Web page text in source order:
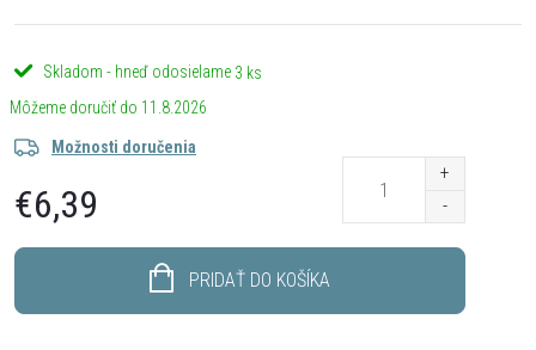
Skladom - hneď odosielame 3 ks
11.8.2026
Možnosti doručenia
€6,39
PRIDAŤ DO KOŠÍKA